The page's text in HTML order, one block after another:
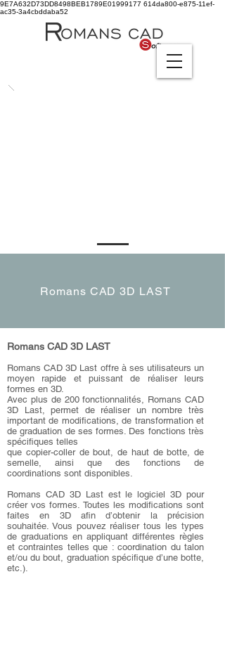
9E7A632D73DD8498BEB1789E01999177 614da800-e875-11ef-
ac35-3a4cbddaba52
Romans CAD 3D LAST
Romans CAD 3D LAST
Romans CAD 3D Last offre à ses utilisateurs un
moyen rapide et puissant de réaliser leurs
formes en 3D.
Avec plus de 200 fonctionnalités, Romans CAD
3D Last, permet de réaliser un nombre très
important de modifications, de transformation et
de graduation de ses formes. Des fonctions très
spécifiques telles
que copier-coller de bout, de haut de botte, de
semelle, ainsi que des fonctions de
coordinations sont disponibles.
Romans CAD 3D Last est le logiciel 3D pour
créer vos formes. Toutes les modifications sont
faites en 3D afin d’obtenir la précision
souhaitée. Vous pouvez réaliser tous les types
de graduations en appliquant différentes règles
et contraintes telles que : coordination du talon
et/ou du bout, graduation spécifique d’une botte,
etc.).